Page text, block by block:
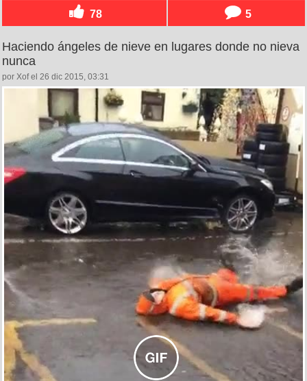
78 5
Haciendo ángeles de nieve en lugares donde no nieva
nunca
por Xof el 26 dic 2015, 03:31